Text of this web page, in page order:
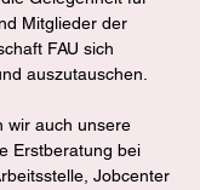
Mitglieder der
FAU sich
auszutauschen.
wir auch unsere
Erstberatung bei
Jobcenter